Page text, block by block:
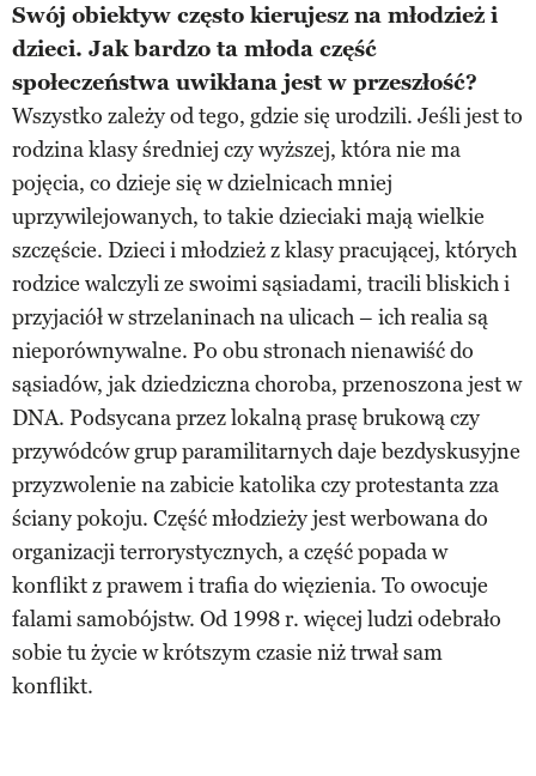
Swój obiektyw często kierujesz na młodzież i
dzieci. Jak bardzo ta młoda część
społeczeństwa uwikłana jest w przeszłość?
Wszystko zależy od tego, gdzie się urodzili. Jeśli jest to
rodzina klasy średniej czy wyższej, która nie ma
pojęcia, co dzieje się w dzielnicach mniej
uprzywilejowanych, to takie dzieciaki mają wielkie
szczęście. Dzieci i młodzież z klasy pracującej, których
rodzice walczyli ze swoimi sąsiadami, tracili bliskich i
przyjaciół w strzelaninach na ulicach – ich realia są
nieporównywalne. Po obu stronach nienawiść do
sąsiadów, jak dziedziczna choroba, przenoszona jest w
DNA. Podsycana przez lokalną prasę brukową czy
przywódców grup paramilitarnych daje bezdyskusyjne
przyzwolenie na zabicie katolika czy protestanta zza
ściany pokoju. Część młodzieży jest werbowana do
organizacji terrorystycznych, a część popada w
konflikt z prawem i trafia do więzienia. To owocuje
falami samobójstw. Od 1998 r. więcej ludzi odebrało
sobie tu życie w krótszym czasie niż trwał sam
konflikt.